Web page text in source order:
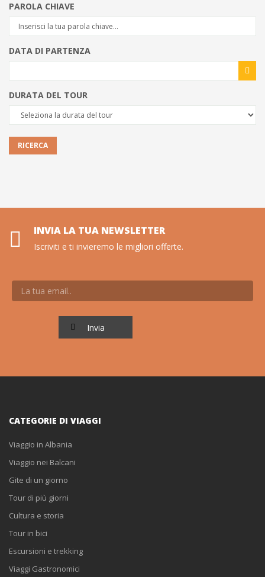
PAROLA CHIAVE
DATA DI PARTENZA
DURATA DEL TOUR
RICERCA
INVIA LA TUA NEWSLETTER
Iscriviti e ti invieremo le migliori offerte.
CATEGORIE DI VIAGGI
Viaggio in Albania
Viaggio nei Balcani
Gite di un giorno
Tour di più giorni
Cultura e storia
Tour in bici
Escursioni e trekking
Viaggi Gastronomici